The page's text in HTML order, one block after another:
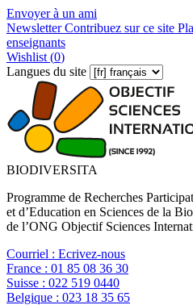
Envoyer à un ami
NewsletterContribuez sur ce site
enseignants
Wishlist (0)
Langues du site
BIODIVERSITA
Programme de Recherches
et d’Education en Sciences de la
de l’ONG Objectif Sciences
Courriel : Ecrivez-nous
France : 01 85 08 36 30
Suisse : 022 519 0440
Belgique : 023 18 35 65